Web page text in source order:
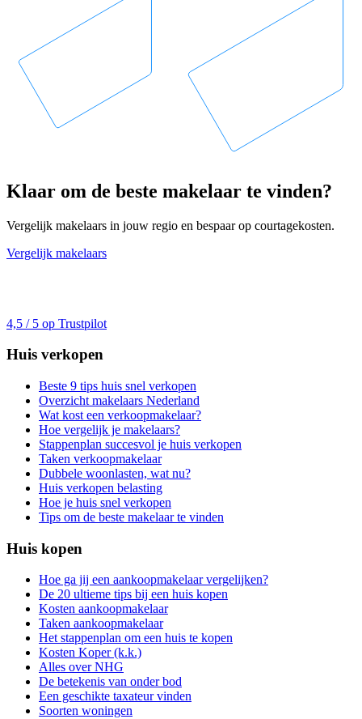
Klaar om de beste makelaar te vinden?
Vergelijk makelaars in jouw regio en bespaar op courtagekosten.
Vergelijk makelaars
4,5 / 5 op Trustpilot
Huis verkopen
Beste 9 tips huis snel verkopen
Overzicht makelaars Nederland
Wat kost een verkoopmakelaar?
Hoe vergelijk je makelaars?
Stappenplan succesvol je huis verkopen
Taken verkoopmakelaar
Dubbele woonlasten, wat nu?
Huis verkopen belasting
Hoe je huis snel verkopen
Tips om de beste makelaar te vinden
Huis kopen
Hoe ga jij een aankoopmakelaar vergelijken?
De 20 ultieme tips bij een huis kopen
Kosten aankoopmakelaar
Taken aankoopmakelaar
Het stappenplan om een huis te kopen
Kosten Koper (k.k.)
Alles over NHG
De betekenis van onder bod
Een geschikte taxateur vinden
Soorten woningen